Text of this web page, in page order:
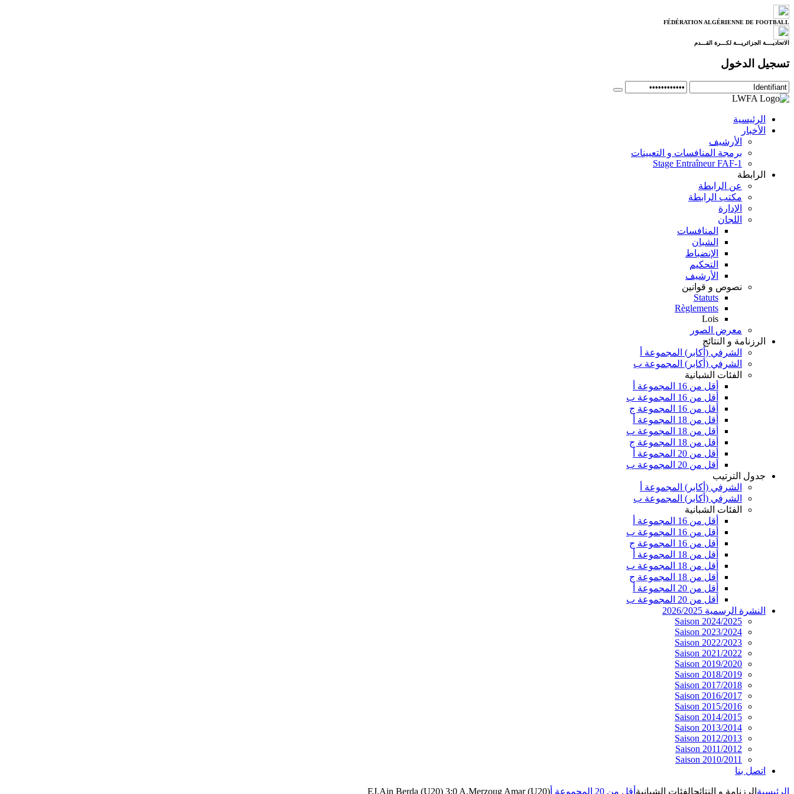
FÉDÉRATION ALGÉRIENNE DE FOOTBALL
الاتحاديــــة الجزائريـــة لكـــرة القـــدم
تسجيل الدخول
الرئيسية
الأخبار
الأرشيف
برمجة المنافسات و التعيينات
Stage Entraîneur FAF-1
الرابطة
عن الرابطة
مكتب الرابطة
الإدارة
اللجان
المنافسات
الشبان
الإنضباط
التحكيم
الأرشيف
نصوص و قوانين
Statuts
Règlements
Lois
معرض الصور
الرزنامة و النتائج
الشرفي (أكابر) المجموعة أ
الشرفي (أكابر) المجموعة ب
الفئات الشبانية
أقل من 16 المجموعة أ
أقل من 16 المجموعة ب
أقل من 16 المجموعة ج
أقل من 18 المجموعة أ
أقل من 18 المجموعة ب
أقل من 18 المجموعة ج
أقل من 20 المجموعة أ
أقل من 20 المجموعة ب
جدول الترتيب
الشرفي (أكابر) المجموعة أ
الشرفي (أكابر) المجموعة ب
الفئات الشبانية
أقل من 16 المجموعة أ
أقل من 16 المجموعة ب
أقل من 16 المجموعة ج
أقل من 18 المجموعة أ
أقل من 18 المجموعة ب
أقل من 18 المجموعة ج
أقل من 20 المجموعة أ
أقل من 20 المجموعة ب
النشرة الرسمية 2026/2025
Saison 2024/2025
Saison 2023/2024
Saison 2022/2023
Saison 2021/2022
Saison 2019/2020
Saison 2018/2019
Saison 2017/2018
Saison 2016/2017
Saison 2015/2016
Saison 2014/2015
Saison 2013/2014
Saison 2012/2013
Saison 2011/2012
Saison 2010/2011
اتصل بنا
الرئيسية الرزنامة و النتائجالفئات الشبانية أقل من 20 المجموعة أ
EJ.Ain Berda (U20) 3:0 A.Merzoug Amar (U20)